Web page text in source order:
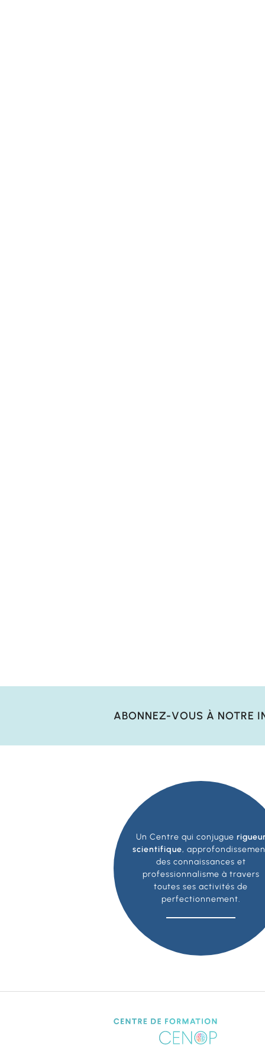
ABONNEZ-VOUS À NOTRE
Un Centre qui conjugue rigueur
scientifique,
des connaissances et
professionnalisme à travers
toutes ses activités de
perfectionnement.